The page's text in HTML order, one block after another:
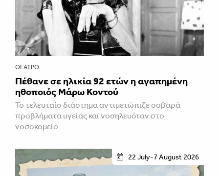
ΘΈΑΤΡΟ
Πέθανε σε ηλικία 92 ετών η αγαπημένη
ηθοποιός Μάρω Κοντού
Το τελευταίο διάστημα αντιμετώπιζε σοβαρά
προβλήματα υγείας και νοσηλευόταν στο
νοσοκομείο
22 July-7 August 2026